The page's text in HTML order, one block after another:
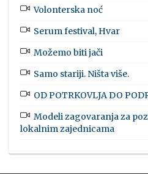
Volonterska noć
Serum festival, Hvar
Možemo biti jači
Samo stariji. Ništa više.
OD POTRKOVLJA DO
Modeli zagovaranja za
lokalnim zajednicama